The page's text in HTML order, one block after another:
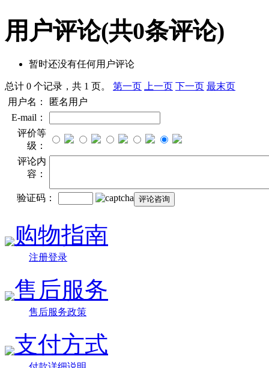
用户评论(共0条评论)
暂时还没有任何用户评论
总计 0 个记录，共 1 页。 第一页 上一页 下一页 最末页
用户名：
匿名用户
E-mail：
评价等
级：
评论内
容：
验证码：
购物指南
注册登录
售后服务
售后服务政策
支付方式